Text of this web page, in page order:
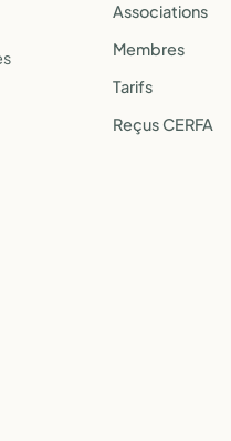
Associations
Membres
Tarifs
Reçus CERFA